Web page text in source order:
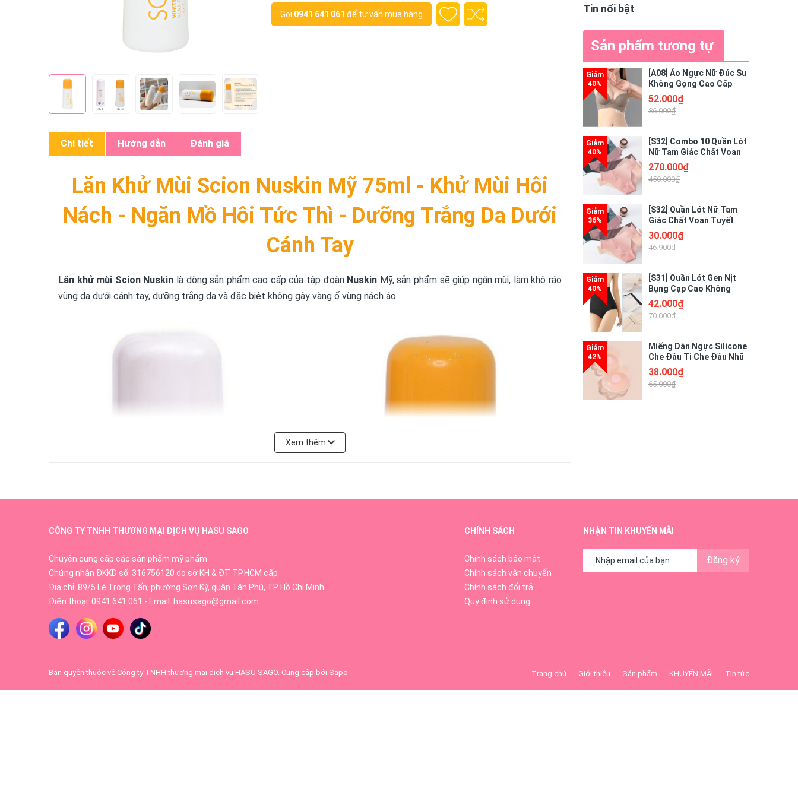
Gọi 0941 641 061 để tư vấn mua hàng
Chi tiết Hướng dẫn Đánh giá
Lăn Khử Mùi Scion Nuskin Mỹ 75ml - Khử Mùi Hôi
Nách - Ngăn Mồ Hôi Tức Thì - Dưỡng Trắng Da Dưới
Cánh Tay
Lăn khử mùi Scion Nuskin là dòng sản phẩm cao cấp của tập đoàn Nuskin Mỹ, sản phẩm sẽ giúp ngăn mùi, làm khô ráo
vùng da dưới cánh tay, dưỡng trắng da và đặc biệt không gây vàng ố vùng nách áo.
Xem thêm
Tin nổi bật
Sản phẩm tương tự
[A08] Áo Ngực Nữ Đúc Su
Không Gọng Cao Cấp
Thiết Kế Nâng Ngực
Quyến Rũ Điệu Đà
52.000₫
86.000₫
[S32] Combo 10 Quần Lót
Nữ Tam Giác Chất Voan
Tuyết Tàng Hình Cao Cấp
Freesize - GIAO MÀU
NGẪU NHIÊN
270.000₫
450.000₫
[S32] Quần Lót Nữ Tam
Giác Chất Voan Tuyết
Tàng Hình Cao Cấp
30.000₫
46.900₫
[S31] Quần Lót Gen Nịt
Bụng Cạp Cao Không
Viền May Chống Lộ Chất
Liệu Su Mềm Mại Mát
Lạnh Giúp Thon Gọn Tôn
42.000₫
70.000₫
Miếng Dán Ngực Silicone
Che Đầu Ti Che Đầu Nhũ
Hoa Tàng Hình Siêu Dính
- Hộp 5 Cặp (10 Miếng)
38.000₫
65.000₫
CÔNG TY TNHH THƯƠNG MẠI DỊCH VỤ HASU SAGO
Chuyên cung cấp các sản phẩm mỹ phẩm
Chứng nhận ĐKKD số: 316756120 do sở KH & ĐT TP.HCM cấp
Địa chỉ: 89/5 Lê Trọng Tấn, phường Sơn Kỳ, quận Tân Phú, TP Hồ Chí Minh
Điện thoại: 0941 641 061 - Email: hasusago@gmail.com
CHÍNH SÁCH
Chính sách bảo mật
Chính sách vận chuyển
Chính sách đổi trả
Quy định sử dụng
NHẬN TIN KHUYẾN MÃI
Đăng ký
Bản quyền thuộc về Công ty TNHH thương mại dịch vụ HASU SAGO. Cung cấp bởi Sapo Trang chủ Giới thiệu Sản phẩm KHUYẾN MÃI Tin tức